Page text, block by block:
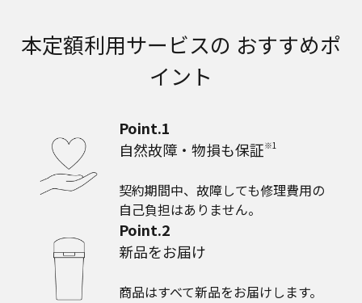
本定額利用サービスの おすすめポ
イント
Point.1
自然故障‧物損も保証※1
契約期間中、故障しても修理費用の
自己負担はありません。
Point.2
新品をお届け
商品はすべて新品をお届けします。